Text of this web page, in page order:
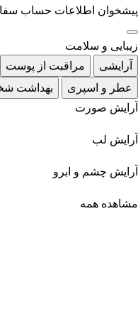
پیشخوان اطلاعات حساب
زیبایی و سلامت
آرایشی
مراقبت از پوست
عطر و اسپری
بهداشت
آرایش صورت
آرایش لب
آرایش چشم و ابرو
مشاهده همه